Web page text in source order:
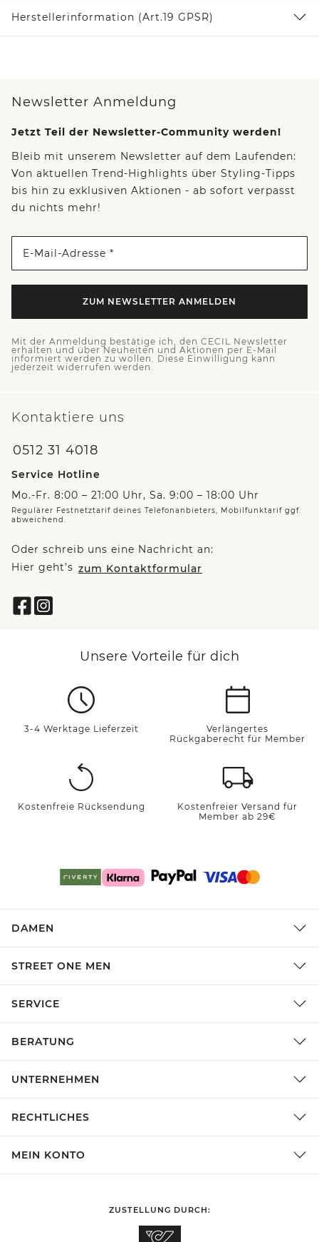
Herstellerinformation (Art.19 GPSR)
Newsletter Anmeldung
Jetzt Teil der Newsletter-Community werden!
Bleib mit unserem Newsletter auf dem Laufenden:
Von aktuellen Trend-Highlights über Styling-Tipps
bis hin zu exklusiven Aktionen - ab sofort verpasst
du nichts mehr!
E-Mail-Adresse *
ZUM NEWSLETTER ANMELDEN
Mit der Anmeldung bestätige ich, den CECIL Newsletter
erhalten und über Neuheiten und Aktionen per E-Mail
informiert werden zu wollen. Diese Einwilligung kann
jederzeit widerrufen werden.
Kontaktiere uns
0512 31 4018
Service Hotline
Mo.-Fr. 8:00 – 21:00 Uhr, Sa. 9:00 – 18:00 Uhr
Regulärer Festnetztarif deines Telefonanbieters, Mobilfunktarif ggf.
abweichend.
Oder schreib uns eine Nachricht an:
Hier geht’s zum Kontaktformular
Unsere Vorteile für dich
3-4 Werktage Lieferzeit
Verlängertes
Rückgaberecht für Member
Kostenfreie Rücksendung
Kostenfreier Versand für
Member ab 29€
DAMEN
STREET ONE MEN
SERVICE
BERATUNG
UNTERNEHMEN
RECHTLICHES
MEIN KONTO
ZUSTELLUNG DURCH: